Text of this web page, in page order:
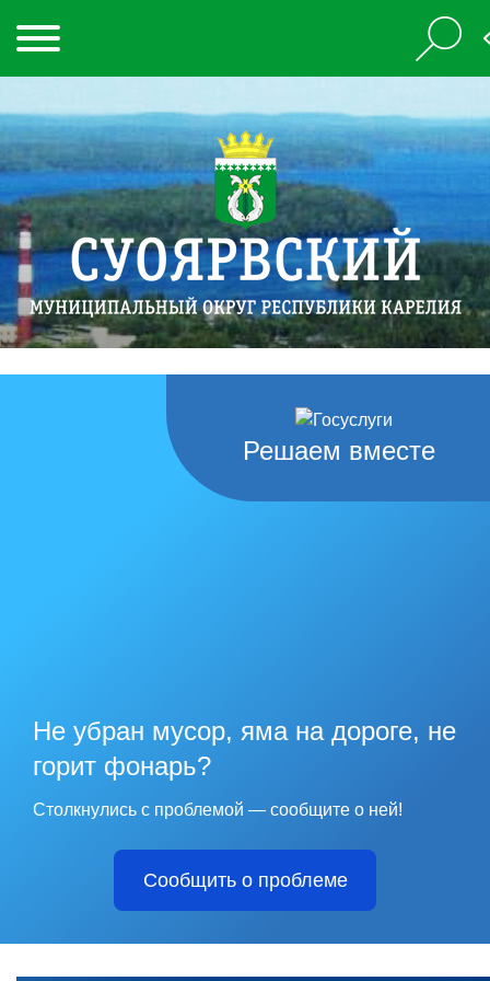
Решаем вместе
Не убран мусор, яма на дороге, не
горит фонарь?
Столкнулись с проблемой — сообщите о ней!
Сообщить о проблеме